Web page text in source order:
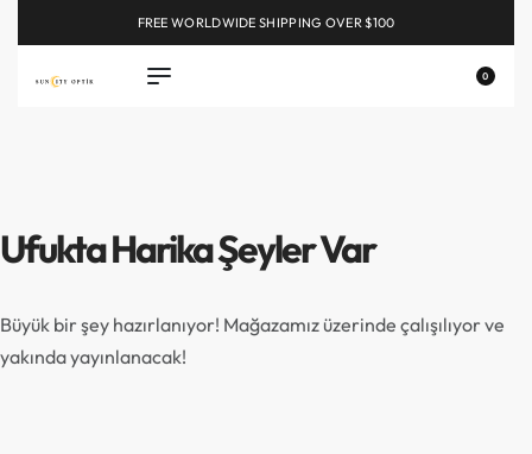
FREE WORLDWIDE SHIPPING OVER $100
0
Ufukta Harika Şeyler Var
Büyük bir şey hazırlanıyor! Mağazamız üzerinde çalışılıyor ve
yakında yayınlanacak!